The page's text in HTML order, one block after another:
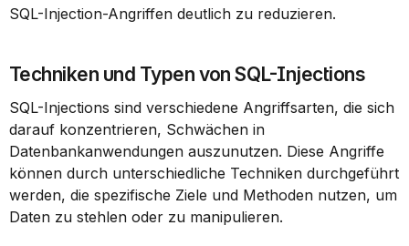
SQL-Injection-Angriffen deutlich zu reduzieren.
Techniken und Typen von SQL-Injections
SQL-Injections sind verschiedene Angriffsarten, die sich
darauf konzentrieren, Schwächen in
Datenbankanwendungen auszunutzen. Diese Angriffe
können durch unterschiedliche Techniken durchgeführt
werden, die spezifische Ziele und Methoden nutzen, um
Daten zu stehlen oder zu manipulieren.